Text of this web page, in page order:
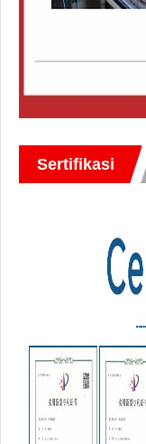
Sertifikasi